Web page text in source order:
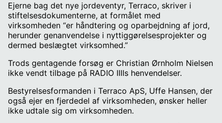
Ejerne bag det nye jordeventyr, Terraco, skriver i
stiftelsesdokumenterne, at formålet med
virksomheden “er håndtering og oparbejdning af jord,
herunder genanvendelse i nyttiggørelsesprojekter og
dermed beslægtet virksomhed.”
Trods gentagende forsøg er Christian Ørnholm Nielsen
ikke vendt tilbage på RADIO IIIIs henvendelser.
Bestyrelsesformanden i Terraco ApS, Uffe Hansen, der
også ejer en fjerdedel af virksomheden, ønsker heller
ikke udtale sig om virksomheden.